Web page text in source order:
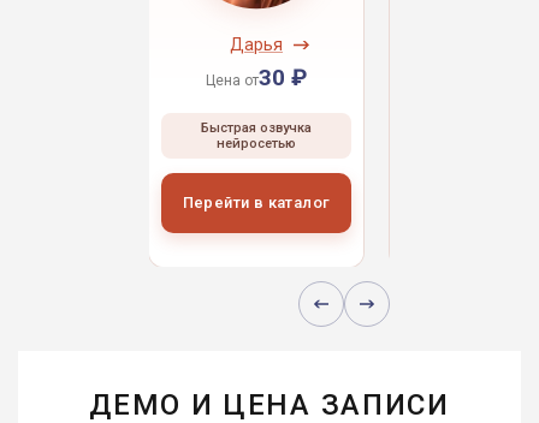
Дарья
Цена от30 ₽
Быстрая озвучка
нейросетью
Перейти в каталог
ДЕМО И ЦЕНА ЗАПИСИ